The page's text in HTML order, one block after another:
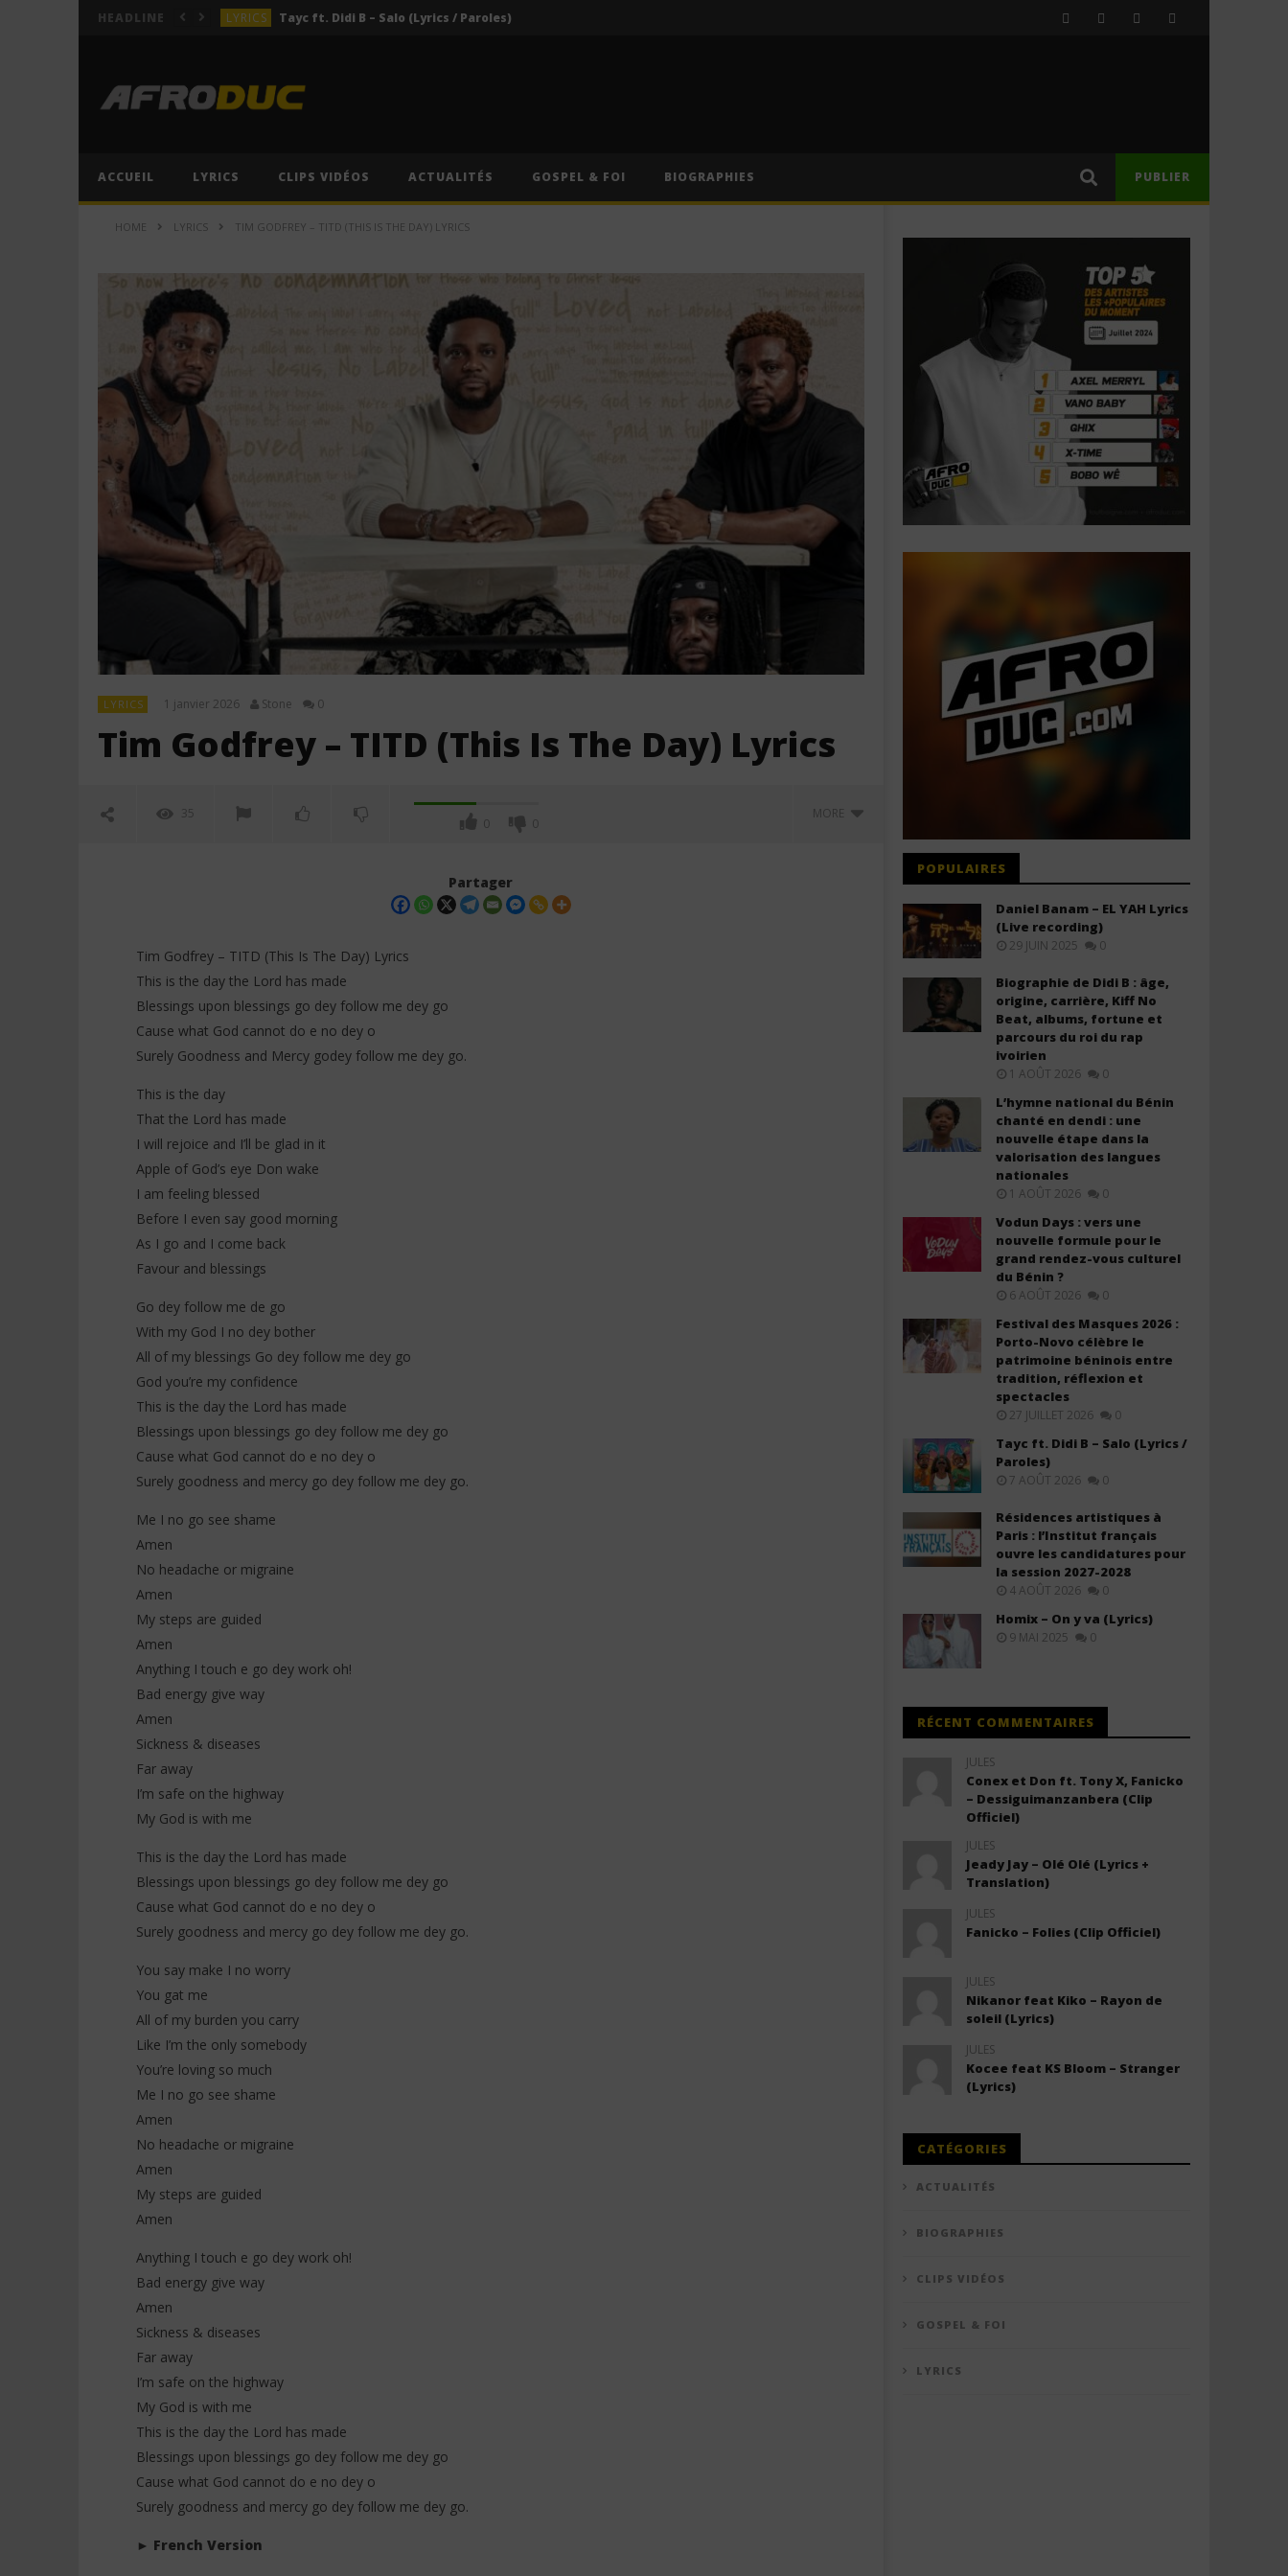
HEADLINE LYRICS Tayc ft. Didi B – Salo (Lyrics / Paroles)
LYRICS
LYRICS Tayc ft. Didi B – Salo (Lyrics / Paroles)
ACCUEIL LYRICS CLIPS VIDÉOS ACTUALITÉS GOSPEL & FOI BIOGRAPHIES PUBLIER
HOME LYRICS TIM GODFREY – TITD (THIS IS THE DAY) LYRICS
LYRICS 1 janvier 2026 Stone 0
Tim Godfrey – TITD (This Is The Day) Lyrics
35
0 0
MORE
NOW VIEWING
Tim Godfrey – TITD (This Is The
janvier
2026
Stone
Darkoo ft. Asake – That Girl
Davido ft. Llona – My Light (Lyrics
1
2026
Stone
Partager
Tim Godfrey – TITD (This Is The Day) Lyrics
This is the day the Lord has made
Blessings upon blessings go dey follow me dey go
Cause what God cannot do e no dey o
Surely Goodness and Mercy godey follow me dey go.
This is the day
That the Lord has made
I will rejoice and I’ll be glad in it
Apple of God’s eye Don wake
I am feeling blessed
Before I even say good morning
As I go and I come back
Favour and blessings
Go dey follow me de go
With my God I no dey bother
All of my blessings Go dey follow me dey go
God you’re my confidence
This is the day the Lord has made
Blessings upon blessings go dey follow me dey go
Cause what God cannot do e no dey o
Surely goodness and mercy go dey follow me dey go.
Me I no go see shame
Amen
No headache or migraine
Amen
My steps are guided
Amen
Anything I touch e go dey work oh!
Bad energy give way
Amen
Sickness & diseases
Far away
I’m safe on the highway
My God is with me
This is the day the Lord has made
Blessings upon blessings go dey follow me dey go
Cause what God cannot do e no dey o
Surely goodness and mercy go dey follow me dey go.
You say make I no worry
You gat me
All of my burden you carry
Like I’m the only somebody
You’re loving so much
Me I no go see shame
Amen
No headache or migraine
Amen
My steps are guided
Amen
Anything I touch e go dey work oh!
Bad energy give way
Amen
Sickness & diseases
Far away
I’m safe on the highway
My God is with me
This is the day the Lord has made
Blessings upon blessings go dey follow me dey go
Cause what God cannot do e no dey o
Surely goodness and mercy go dey follow me dey go.
► French Version
POPULAIRES
Daniel Banam – EL YAH Lyrics
(Live recording)
29 JUIN 2025 0
Biographie de Didi B : âge,
origine, carrière, Kiff No
Beat, albums, fortune et
parcours du roi du rap
ivoirien
1 AOÛT 2026 0
L’hymne national du Bénin
chanté en dendi : une
nouvelle étape dans la
valorisation des langues
nationales
1 AOÛT 2026 0
Vodun Days : vers une
nouvelle formule pour le
grand rendez-vous culturel
du Bénin ?
6 AOÛT 2026 0
Festival des Masques 2026 :
Porto-Novo célèbre le
patrimoine béninois entre
tradition, réflexion et
spectacles
27 JUILLET 2026 0
Tayc ft. Didi B – Salo (Lyrics /
Paroles)
7 AOÛT 2026 0
Résidences artistiques à
Paris : l’Institut français
ouvre les candidatures pour
la session 2027-2028
4 AOÛT 2026 0
Homix – On y va (Lyrics)
9 MAI 2025 0
RÉCENT COMMENTAIRES
JULES
Conex et Don ft. Tony X, Fanicko
– Dessiguimanzanbera (Clip
Officiel)
JULES
Jeady Jay – Olé Olé (Lyrics +
Translation)
JULES
Fanicko – Folies (Clip Officiel)
JULES
Nikanor feat Kiko – Rayon de
soleil (Lyrics)
JULES
Kocee feat KS Bloom – Stranger
(Lyrics)
CATÉGORIES
ACTUALITÉS
BIOGRAPHIES
CLIPS VIDÉOS
GOSPEL & FOI
LYRICS